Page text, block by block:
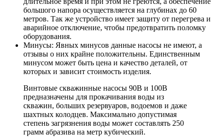
большого напора осуществляется на глубинах до 60
метров. Так же устройство имеет защиту от перегрева и
аварийное отключение, чтобы предотвратить поломку
оборудования.
Минусы: Явных минусов данные насосы не имеют, а
отзывы о них крайне положительны. Единственным
минусом может быть цена и качество деталей, от
которых и зависит стоимость изделия.
Винтовые скважинные насосы 90В и 100В
предназначены для прокачивания воды из
скважин, больших резервуаров, водоемов и даже
шахтных колодцев. Максимально допустимая
степень загрязнения воды может составлять 250
грамм абразива на метр кубический.